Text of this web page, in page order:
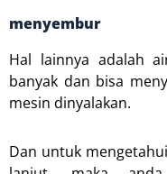
menyembur
Hal lainnya adalah
banyak dan bisa
mesin dinyalakan.
Dan untuk